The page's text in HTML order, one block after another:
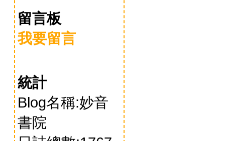
留言板
我要留言
統計
Blog名稱:妙音
書院